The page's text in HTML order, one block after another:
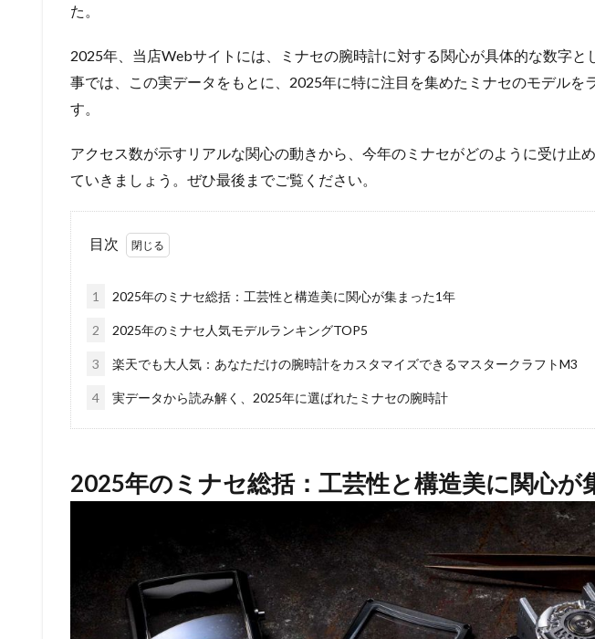
た。
2025年、当店Webサイトには、ミナセの腕時計に対する関心が具体的な数字と
事では、この実データをもとに、2025年に特に注目を集めたミナセのモデルを
す。
アクセス数が示すリアルな関心の動きから、今年のミナセがどのように受け止
ていきましょう。ぜひ最後までご覧ください。
目次
1 2025年のミナセ総括：工芸性と構造美に関心が集まった1年
2 2025年のミナセ人気モデルランキングTOP5
3 楽天でも大人気：あなただけの腕時計をカスタマイズできるマスタークラフトM3
4 実データから読み解く、2025年に選ばれたミナセの腕時計
2025年のミナセ総括：工芸性と構造美に関心が